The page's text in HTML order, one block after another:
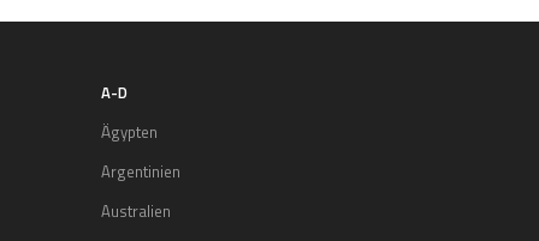
A-D
Ägypten
Argentinien
Australien